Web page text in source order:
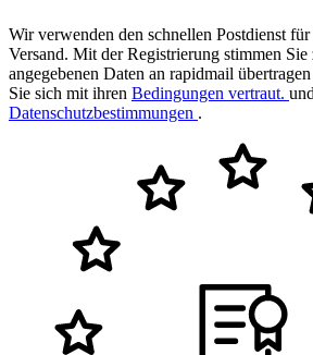
Wir verwenden den schnellen Postdienst
Versand. Mit der Registrierung stimmen Sie
angegebenen Daten an rapidmail
Sie sich mit ihren Bedingungen vertraut. und
Datenschutzbestimmungen .